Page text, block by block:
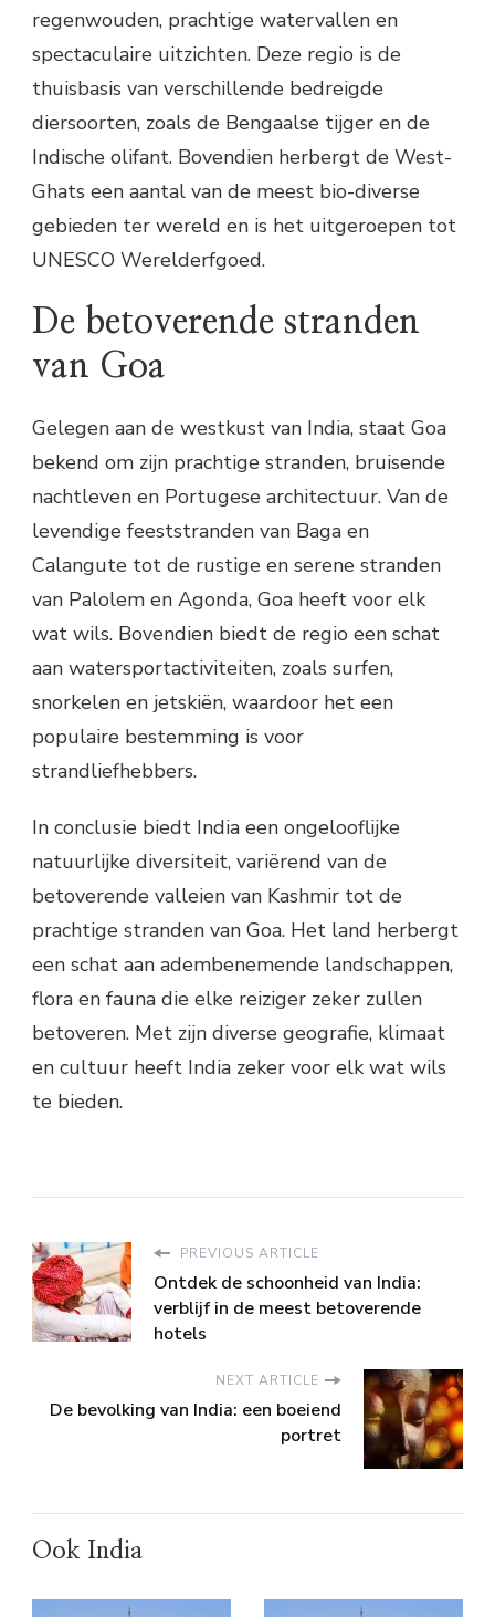
regenwouden, prachtige watervallen en
spectaculaire uitzichten. Deze regio is de
thuisbasis van verschillende bedreigde
diersoorten, zoals de Bengaalse tijger en de
Indische olifant. Bovendien herbergt de West-
Ghats een aantal van de meest bio-diverse
gebieden ter wereld en is het uitgeroepen tot
UNESCO Werelderfgoed.
De betoverende stranden
van Goa
Gelegen aan de westkust van India, staat Goa
bekend om zijn prachtige stranden, bruisende
nachtleven en Portugese architectuur. Van de
levendige feeststranden van Baga en
Calangute tot de rustige en serene stranden
van Palolem en Agonda, Goa heeft voor elk
wat wils. Bovendien biedt de regio een schat
aan watersportactiviteiten, zoals surfen,
snorkelen en jetskiën, waardoor het een
populaire bestemming is voor
strandliefhebbers.
In conclusie biedt India een ongelooflijke
natuurlijke diversiteit, variërend van de
betoverende valleien van Kashmir tot de
prachtige stranden van Goa. Het land herbergt
een schat aan adembenemende landschappen,
flora en fauna die elke reiziger zeker zullen
betoveren. Met zijn diverse geografie, klimaat
en cultuur heeft India zeker voor elk wat wils
te bieden.
PREVIOUS ARTICLE
Ontdek de schoonheid van India:
verblijf in de meest betoverende
hotels
NEXT ARTICLE
De bevolking van India: een boeiend
portret
Ook India